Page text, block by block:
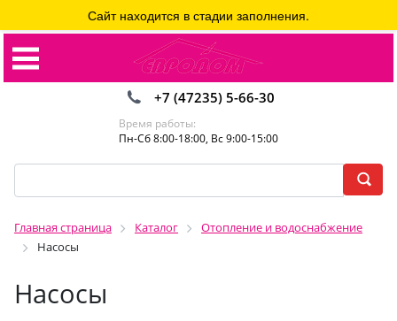
+7 (47235) 5-66-30
Время работы:
Пн-Сб 8:00-18:00, Вс 9:00-15:00
Главная страница Каталог
Отопление и водоснабжение
Насосы
Насосы
Сайт находится в стадии заполнения.